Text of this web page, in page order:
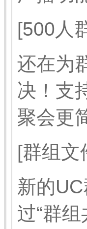
[500人
还在为
决！支
聚会更
[群组文
新的
过“群